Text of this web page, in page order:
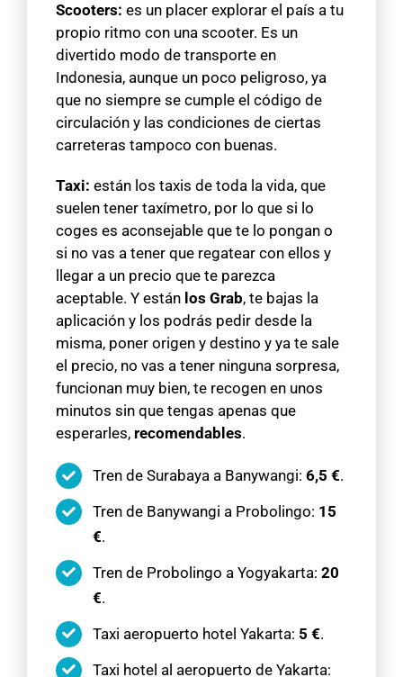
Scooters: es un placer explorar el país a tu
propio ritmo con una scooter. Es un
divertido modo de transporte en
Indonesia, aunque un poco peligroso, ya
que no siempre se cumple el código de
circulación y las condiciones de ciertas
carreteras tampoco con buenas.
Taxi: están los taxis de toda la vida, que
suelen tener taxímetro, por lo que si lo
coges es aconsejable que te lo pongan o
si no vas a tener que regatear con ellos y
llegar a un precio que te parezca
aceptable. Y están los Grab, te bajas la
aplicación y los podrás pedir desde la
misma, poner origen y destino y ya te sale
el precio, no vas a tener ninguna sorpresa,
funcionan muy bien, te recogen en unos
minutos sin que tengas apenas que
esperarles, recomendables.
Tren de Surabaya a Banywangi: 6,5 €.
Tren de Banywangi a Probolingo: 15
€.
Tren de Probolingo a Yogyakarta: 20
€.
Taxi aeropuerto hotel Yakarta: 5 €.
Taxi hotel al aeropuerto de Yakarta: